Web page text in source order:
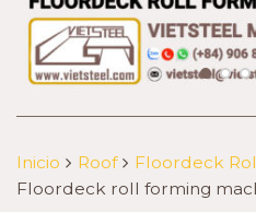
Inicio Roof
Floordeck
Floordeck roll forming